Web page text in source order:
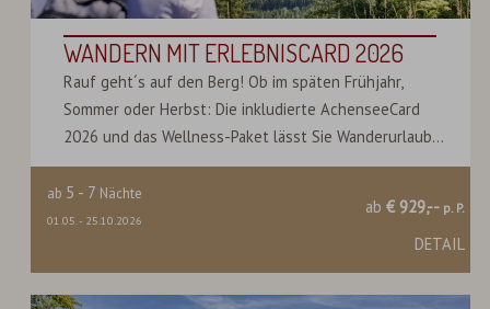
WANDERN MIT ERLEBNISCARD 2026
Rauf geht´s auf den Berg! Ob im späten Frühjahr,
Sommer oder Herbst: Die inkludierte AchenseeCard
2026 und das Wellness-Paket lässt Sie Wanderurlaub...
ab 5 - 7 Nächte
01.05.- 25.10.2026
ab € 929,-- p. P.
DETAIL